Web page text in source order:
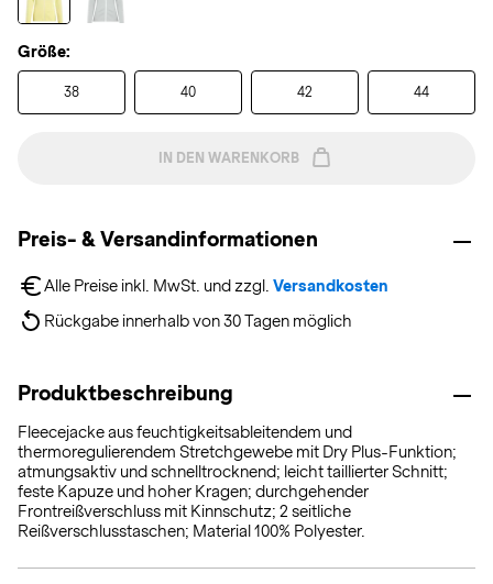
Größe:
38 40 42 44
IN DEN WARENKORB
Preis- & Versandinformationen
Alle Preise inkl. MwSt. und zzgl. Versandkosten
Rückgabe innerhalb von 30 Tagen möglich
Produktbeschreibung
Fleecejacke aus feuchtigkeitsableitendem und
thermoregulierendem Stretchgewebe mit Dry Plus-Funktion;
atmungsaktiv und schnelltrocknend; leicht taillierter Schnitt;
feste Kapuze und hoher Kragen; durchgehender
Frontreißverschluss mit Kinnschutz; 2 seitliche
Reißverschlusstaschen; Material 100% Polyester.